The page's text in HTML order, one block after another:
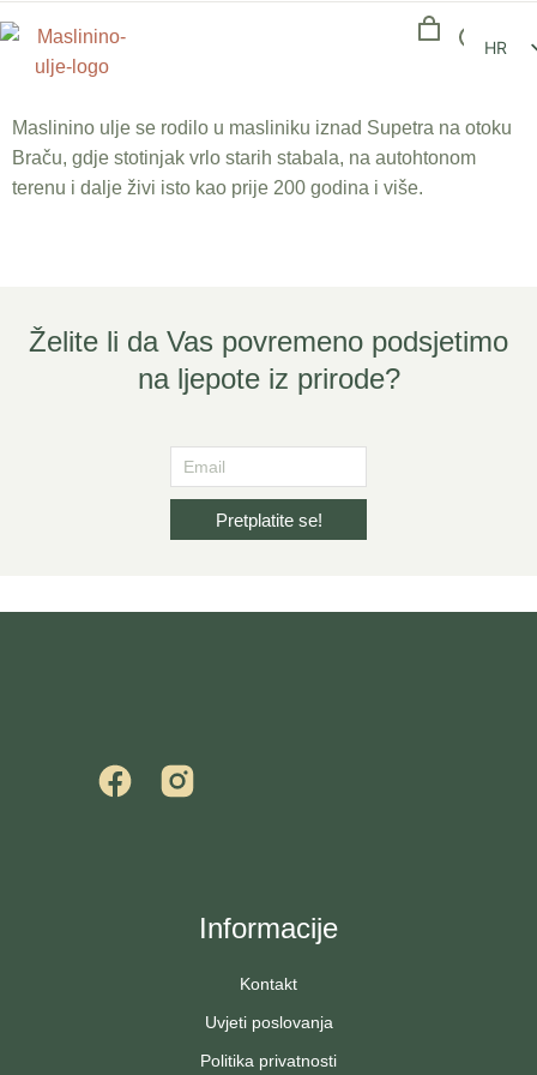
HR
Maslinino ulje se rodilo u masliniku iznad Supetra na otoku
Braču, gdje stotinjak vrlo starih stabala, na autohtonom
terenu i dalje živi isto kao prije 200 godina i više.
Želite li da Vas povremeno podsjetimo
na ljepote iz prirode?
Pretplatite se!
Informacije
Kontakt
Uvjeti poslovanja
Politika privatnosti